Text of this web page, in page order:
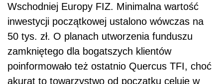
Wschodniej Europy FIZ. Minimalna wartość
inwestycji początkowej ustalono wówczas na
50 tys. zł. O planach utworzenia funduszu
zamkniętego dla bogatszych klientów
poinformowało też ostatnio Quercus TFI, choć
akurat to towarzystwo od początku celuje w